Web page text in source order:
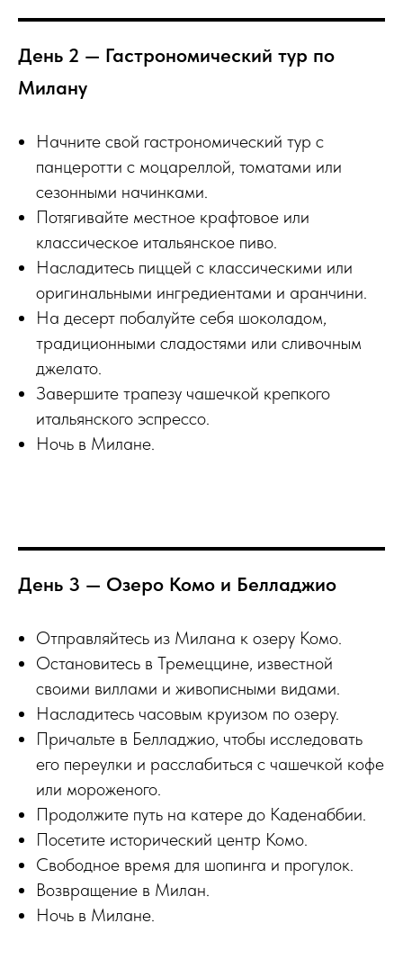
День 2 — Гастрономический тур по
Милану
Начните свой гастрономический тур с
панцеротти с моцареллой, томатами или
сезонными начинками.
Потягивайте местное крафтовое или
классическое итальянское пиво.
Насладитесь пиццей с классическими или
оригинальными ингредиентами и аранчини.
На десерт побалуйте себя шоколадом,
традиционными сладостями или сливочным
джелато.
Завершите трапезу чашечкой крепкого
итальянского эспрессо.
Ночь в Милане.
День 3 — Озеро Комо и Белладжио
Отправляйтесь из Милана к озеру Комо.
Остановитесь в Тремеццине, известной
своими виллами и живописными видами.
Насладитесь часовым круизом по озеру.
Причальте в Белладжио, чтобы исследовать
его переулки и расслабиться с чашечкой кофе
или мороженого.
Продолжите путь на катере до Каденаббии.
Посетите исторический центр Комо.
Свободное время для шопинга и прогулок.
Возвращение в Милан.
Ночь в Милане.